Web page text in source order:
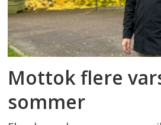
Mottok flere
sommer